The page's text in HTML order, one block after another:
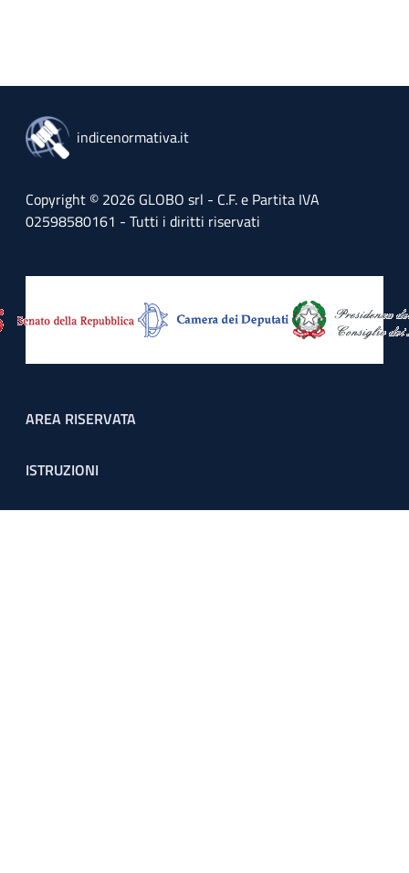
indicenormativa.it
Copyright © 2026 GLOBO srl - C.F. e Partita IVA
02598580161 - Tutti i diritti riservati
Footer menu
AREA RISERVATA
ISTRUZIONI